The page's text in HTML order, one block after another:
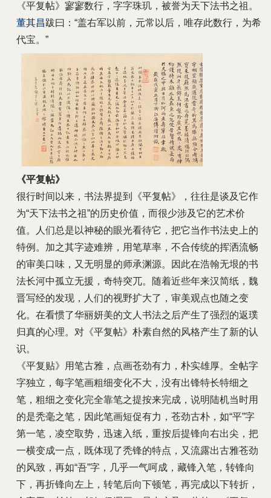
《平复帖》寥寥数行，字字珠玑，被誉为天下法书之祖。
董其昌跋曰：“盖右军以前，元常以后，唯存此数行，为希
代宝。”
《平复帖》
很行时间以来，书法界提到《平复帖》，往往是谈及它作
为“天下法书之祖”的历史价值，而很少涉及它的艺术价
值。人们总是以神秘的眼光看待它，把它当作书法史上的
特例。加之其字迹难辨，用笔草率，不合传统的挥洒流畅
的审美口味，又无明显的师承渊源。因此在浩翰无垠的书
法长河中孤立无援，奇特突兀。随着近些年来汉简纸，魏
晋写经的发现，人们的视野扩大了，审美观点也随之变
化。在看惯了华丽妍美的文人书法之后产生了强烈的返璞
归真的心理。对《平复帖》朴素自然的风格产生了新的认
识。
《平复贴》用笔古雅，点画苍劲有力，朴实雄厚。全帖字
字独立，每字笔画粗细变化不大，没有出锋特长特细之
笔，粗细之变化完全靠笔之提按来完成，说明陆机当时用
的是秃毫之笔，因此笔画短促有力，苍劲古朴，如“平”字
第一笔，凌空取势，迅速入纸，重按后提锋向右出尖，把
一横变成一点，既体现了秃锋的特点，又流露出古雅苍劲
的风致，再如“吾”字，几乎一气呵成，藏锋入笔，转锋向
下，再折锋向左上，转笔后向下顿笔，再完成以下转折，